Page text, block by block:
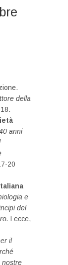
della
anni
20
e
del
Lecce,
il
nostre